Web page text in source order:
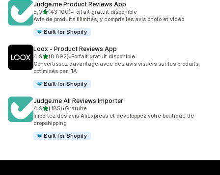
Judge.me Product Reviews App
5,0étoile(s) sur 5
(43 100)
43100 avis au total
•Forfait gratuit disponible
Avis de produits illimités, y compris les avis photo et vidéo
Built for Shopify
Loox ‑ Product Reviews App
4,9étoile(s) sur 5
(8 892)
8892 avis au total
•Forfait gratuit disponible
Convertissez davantage avec des avis visuels sur les produits,
optimisés par l’IA
Built for Shopify
Judge.me Ali Reviews Importer
4,9étoile(s) sur 5
(185)
185 avis au total
•Gratuite
Importez des avis AliExpress et développez votre boutique de
dropshipping
Built for Shopify